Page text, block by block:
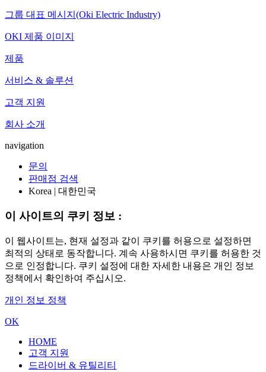
그룹 대표 메시지(Oki Electric Industry)
OKI 제품 이미지
제품
서비스 & 솔루션
고객 지원
회사 소개
navigation
문의
판매점 검색
Korea | 대한민국
이 사이트의 쿠키 정보 :
이 웹사이트는, 현재 설정과 같이 쿠키를 허용으로 설정하면
최적의 상태로 동작합니다. 계속 사용하시면 쿠키를 허용한 것
으로 인정합니다. 쿠키 설정에 대한 자세한 내용은 개인 정보
정책에서 확인하여 주십시오.
개인 정보 정책
OK
HOME
고객 지원
드라이버 & 유틸리티